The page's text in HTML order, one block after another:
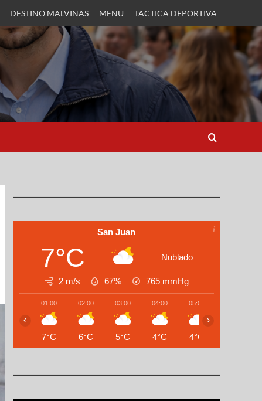
DESTINO MALVINAS MENU TACTICA DEPORTIVA
San Juan
7°C Nublado
2 m/s 67% 765 mmHg
01:00
7°C
02:00
6°C
03:00
5°C
04:00
4°C
05:00
4°C
‹ ›